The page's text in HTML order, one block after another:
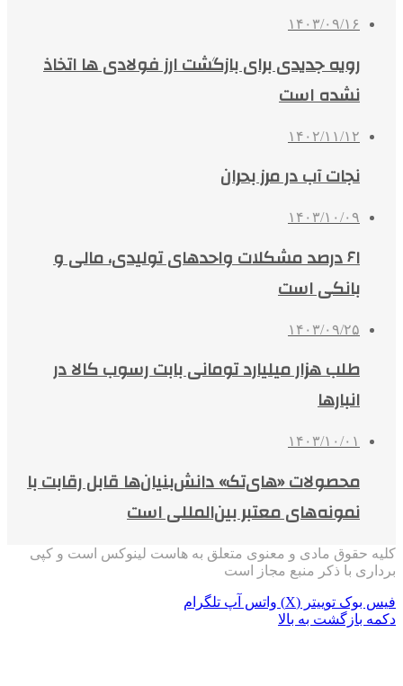
۱۴۰۳/۰۹/۱۶
رویه جدیدی برای بازگشت ارز فولادی ها اتخاذ
نشده است
۱۴۰۲/۱۱/۱۲
نجات آب در مرز بحران
۱۴۰۳/۱۰/۰۹
۶۱ درصد مشکلات واحدهای تولیدی، مالی و
بانکی است
۱۴۰۳/۰۹/۲۵
طلب هزار میلیارد تومانی بابت رسوب کالا در
انبارها
۱۴۰۳/۱۰/۰۱
محصولات «های‌تک» دانش‌بنیان‌ها قابل رقابت با
نمونه‌های معتبر بین‌المللی است
کلیه حقوق مادی و معنوی متعلق به هاست لینوکس است و کپی
برداری با ذکر منبع مجاز است
فیس بوک توییتر (X) واتس آپ تلگرام
دکمه بازگشت به بالا